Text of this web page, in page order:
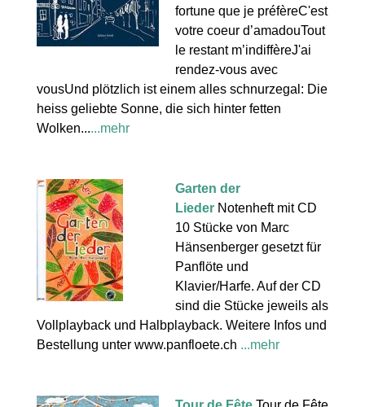
fortune que je préfèreC'est
votre coeur d’amadouTout
le restant m’indiffèreJ'ai
rendez-vous avec
vousUnd plötzlich ist einem alles schnurzegal: Die
heiss geliebte Sonne, die sich hinter fetten
Wolken......mehr
Garten der
Lieder Notenheft mit CD
10 Stücke von Marc
Hänsenberger gesetzt für
Panflöte und
Klavier/Harfe. Auf der CD
sind die Stücke jeweils als
Vollplayback und Halbplayback. Weitere Infos und
Bestellung unter www.panfloete.ch ...mehr